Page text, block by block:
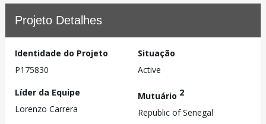
Projeto Detalhes
Identidade do Projeto
P175830
Situação
Active
Líder da Equipe
Lorenzo Carrera
Mutuário 2
Republic of Senegal